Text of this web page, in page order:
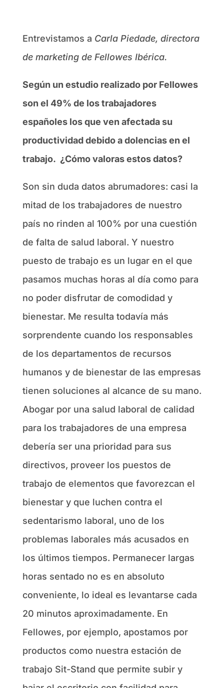
Entrevistamos a Carla Piedade, directora
de marketing de Fellowes Ibérica.
Según un estudio realizado por Fellowes
son el 49% de los trabajadores
españoles los que ven afectada su
productividad debido a dolencias en el
trabajo. ¿Cómo valoras estos datos?
Son sin duda datos abrumadores: casi la
mitad de los trabajadores de nuestro
país no rinden al 100% por una cuestión
de falta de salud laboral. Y nuestro
puesto de trabajo es un lugar en el que
pasamos muchas horas al día como para
no poder disfrutar de comodidad y
bienestar. Me resulta todavía más
sorprendente cuando los responsables
de los departamentos de recursos
humanos y de bienestar de las empresas
tienen soluciones al alcance de su mano.
Abogar por una salud laboral de calidad
para los trabajadores de una empresa
debería ser una prioridad para sus
directivos, proveer los puestos de
trabajo de elementos que favorezcan el
bienestar y que luchen contra el
sedentarismo laboral, uno de los
problemas laborales más acusados en
los últimos tiempos. Permanecer largas
horas sentado no es en absoluto
conveniente, lo ideal es levantarse cada
20 minutos aproximadamente. En
Fellowes, por ejemplo, apostamos por
productos como nuestra estación de
trabajo Sit-Stand que permite subir y